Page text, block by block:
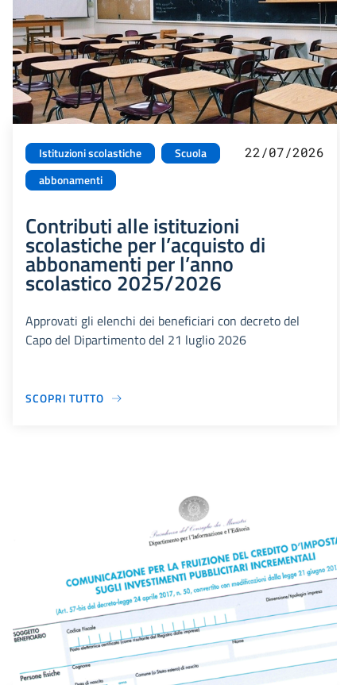
Istituzioni scolastiche
Scuola
abbonamenti
22/07/2026
Contributi alle istituzioni
scolastiche per l’acquisto di
abbonamenti per l’anno
scolastico 2025/2026
Approvati gli elenchi dei beneficiari con decreto del
Capo del Dipartimento del 21 luglio 2026
SCOPRI TUTTO